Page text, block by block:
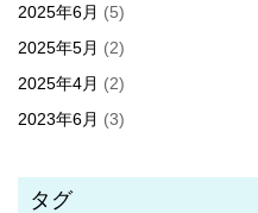
2025年6月 (5)
2025年5月 (2)
2025年4月 (2)
2023年6月 (3)
タグ